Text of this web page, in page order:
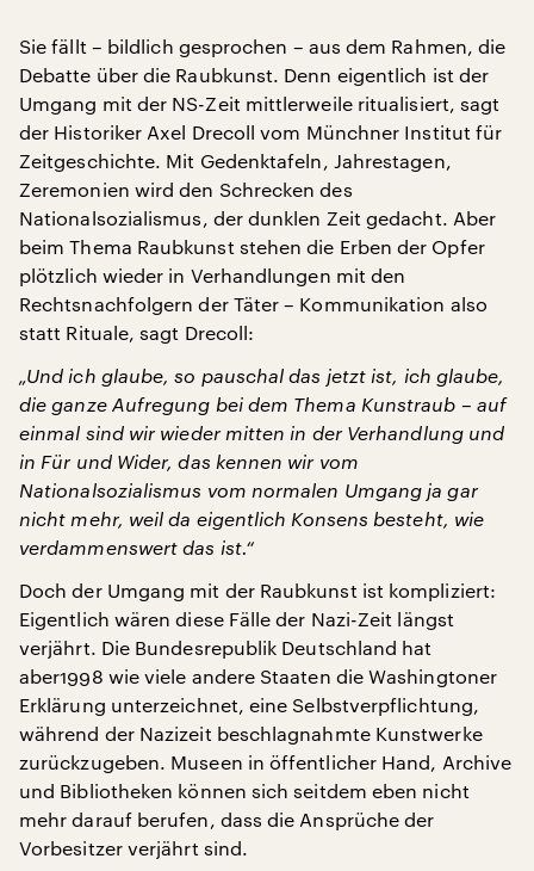
Sie fällt – bildlich gesprochen – aus dem Rahmen, die
Debatte über die Raubkunst. Denn eigentlich ist der
Umgang mit der NS-Zeit mittlerweile ritualisiert, sagt
der Historiker Axel Drecoll vom Münchner Institut für
Zeitgeschichte. Mit Gedenktafeln, Jahrestagen,
Zeremonien wird den Schrecken des
Nationalsozialismus, der dunklen Zeit gedacht. Aber
beim Thema Raubkunst stehen die Erben der Opfer
plötzlich wieder in Verhandlungen mit den
Rechtsnachfolgern der Täter – Kommunikation also
statt Rituale, sagt Drecoll:
„Und ich glaube, so pauschal das jetzt ist, ich glaube,
die ganze Aufregung bei dem Thema Kunstraub – auf
einmal sind wir wieder mitten in der Verhandlung und
in Für und Wider, das kennen wir vom
Nationalsozialismus vom normalen Umgang ja gar
nicht mehr, weil da eigentlich Konsens besteht, wie
verdammenswert das ist.“
Doch der Umgang mit der Raubkunst ist kompliziert:
Eigentlich wären diese Fälle der Nazi-Zeit längst
verjährt. Die Bundesrepublik Deutschland hat
aber1998 wie viele andere Staaten die Washingtoner
Erklärung unterzeichnet, eine Selbstverpflichtung,
während der Nazizeit beschlagnahmte Kunstwerke
zurückzugeben. Museen in öffentlicher Hand, Archive
und Bibliotheken können sich seitdem eben nicht
mehr darauf berufen, dass die Ansprüche der
Vorbesitzer verjährt sind.